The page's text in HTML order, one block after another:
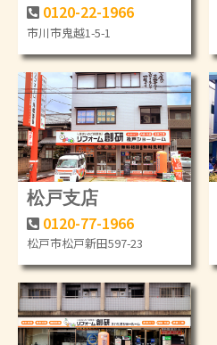
0120-22-1966
市川市鬼越1-5-1
松戸支店
0120-77-1966
松戸市松戸新田597-23